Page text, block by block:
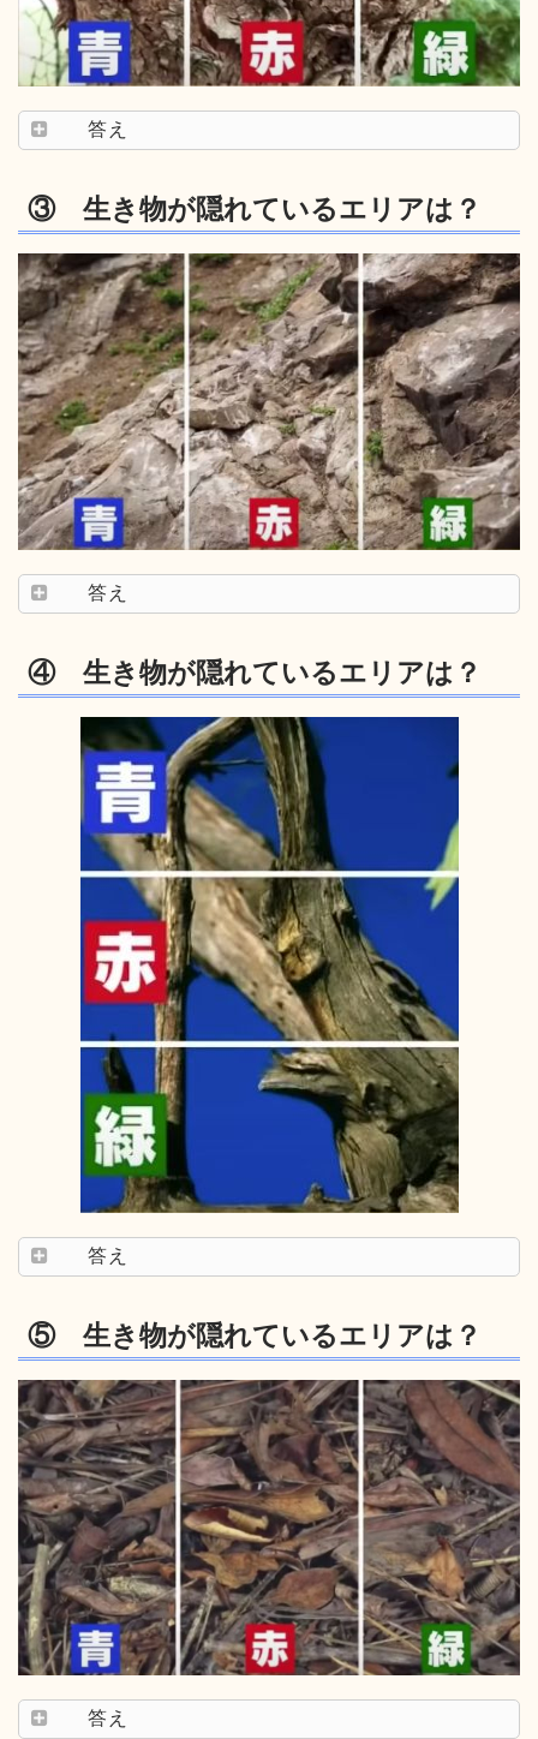
答え
③ 生き物が隠れているエリアは？
答え
④ 生き物が隠れているエリアは？
答え
⑤ 生き物が隠れているエリアは？
答え